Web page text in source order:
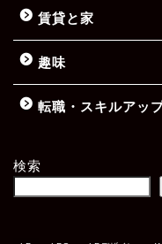
賃貸と家
趣味
転職・スキルアッ
検索